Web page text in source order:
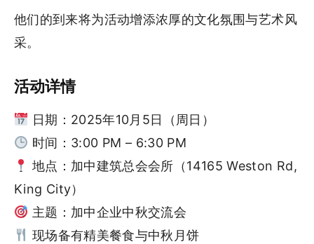
他们的到来将为活动增添浓厚的文化氛围与艺术风
采。
活动详情
日期：2025年10月5日（周日）
时间：3:00 PM – 6:30 PM
地点：加中建筑总会会所（14165 Weston Rd,
King City）
主题：加中企业中秋交流会
现场备有精美餐食与中秋月饼